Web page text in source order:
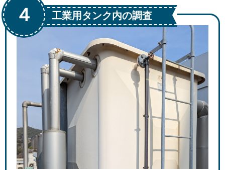
工業用タンク内の調査
４